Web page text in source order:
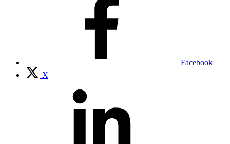
Facebook
X